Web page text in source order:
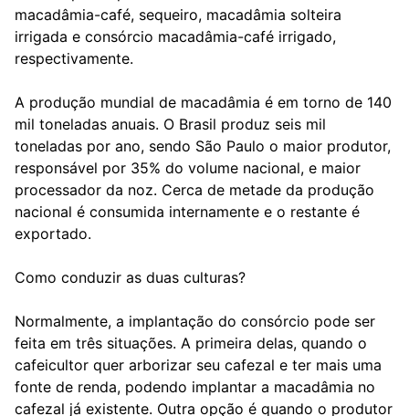
macadâmia-café, sequeiro, macadâmia solteira
irrigada e consórcio macadâmia-café irrigado,
respectivamente.
A produção mundial de macadâmia é em torno de 140
mil toneladas anuais. O Brasil produz seis mil
toneladas por ano, sendo São Paulo o maior produtor,
responsável por 35% do volume nacional, e maior
processador da noz. Cerca de metade da produção
nacional é consumida internamente e o restante é
exportado.
Como conduzir as duas culturas?
Normalmente, a implantação do consórcio pode ser
feita em três situações. A primeira delas, quando o
cafeicultor quer arborizar seu cafezal e ter mais uma
fonte de renda, podendo implantar a macadâmia no
cafezal já existente. Outra opção é quando o produtor